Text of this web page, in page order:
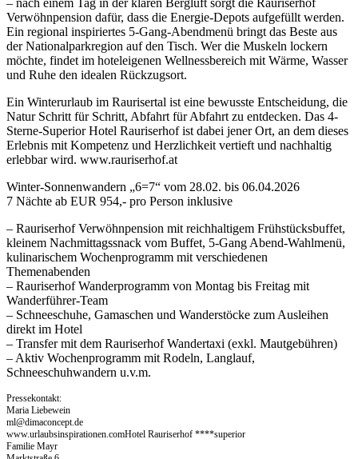
Verwöhnpension dafür, dass die Energie-Depots aufgefüllt werden.
Ein regional inspiriertes 5-Gang-Abendmenü bringt das Beste aus
der Nationalparkregion auf den Tisch. Wer die Muskeln lockern
möchte, findet im hoteleigenen Wellnessbereich mit Wärme, Wasser
und Ruhe den idealen Rückzugsort.
Ein Winterurlaub im Raurisertal ist eine bewusste Entscheidung, die
Natur Schritt für Schritt, Abfahrt für Abfahrt zu entdecken. Das 4-
Sterne-Superior Hotel Rauriserhof ist dabei jener Ort, an dem dieses
Erlebnis mit Kompetenz und Herzlichkeit vertieft und nachhaltig
erlebbar wird. www.rauriserhof.at
Winter-Sonnenwandern „6=7“ vom 28.02. bis 06.04.2026
7 Nächte ab EUR 954,- pro Person inklusive
– Rauriserhof Verwöhnpension mit reichhaltigem Frühstücksbuffet,
kleinem Nachmittagssnack vom Buffet, 5-Gang Abend-Wahlmenü,
kulinarischem Wochenprogramm mit verschiedenen
Themenabenden
– Rauriserhof Wanderprogramm von Montag bis Freitag mit
Wanderführer-Team
– Schneeschuhe, Gamaschen und Wanderstöcke zum Ausleihen
direkt im Hotel
– Transfer mit dem Rauriserhof Wandertaxi (exkl. Mautgebühren)
– Aktiv Wochenprogramm mit Rodeln, Langlauf,
Schneeschuhwandern u.v.m.
Pressekontakt:
Maria Liebewein
ml@dimaconcept.de
www.urlaubsinspirationen.comHotel Rauriserhof ****superior
Familie Mayr